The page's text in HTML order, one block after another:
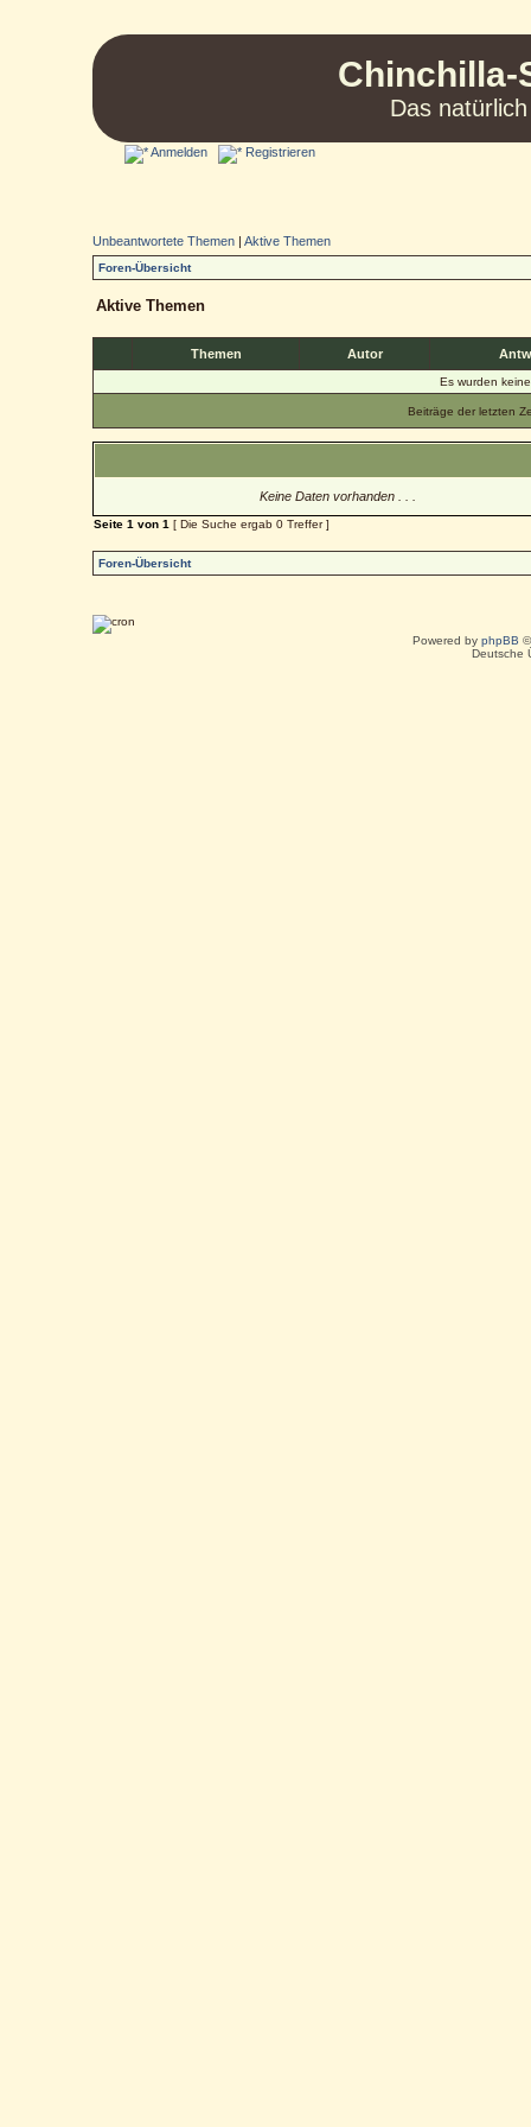
Chinchilla-
Das
Anmelden Registrieren
Unbeantwortete Themen |Aktive Themen
Foren-Übersicht
Aktive Themen
Themen Autor
Es wurden
Beiträge der letzten
Keine Daten vorhanden . . .
Seite1 von1 [ Die Suche ergab 0 Treffer ]
Foren-Übersicht
Powered by phpBB
Deutsche